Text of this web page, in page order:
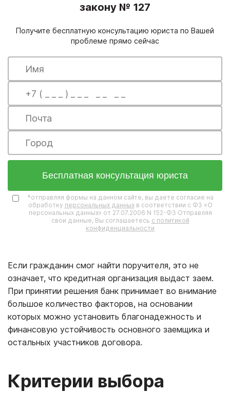
закону № 127
Получите бесплатную консультацию юриста по Вашей
проблеме прямо сейчас
Бесплатная консультация юриста
*отправляя формы на данном сайте, вы даете согласие на
обработку персональных данныхв соответствии с ФЗ «О
персональных данных» от 27.07.2006 N 152-ФЗ Отправляя
свои данные, Вы соглашаетесь с политикой
конфиденциальности
Если гражданин смог найти поручителя, это не
означает, что кредитная организация выдаст заем.
При принятии решения банк принимает во внимание
большое количество факторов, на основании
которых можно установить благонадежность и
финансовую устойчивость основного заемщика и
остальных участников договора.
Критерии выбора